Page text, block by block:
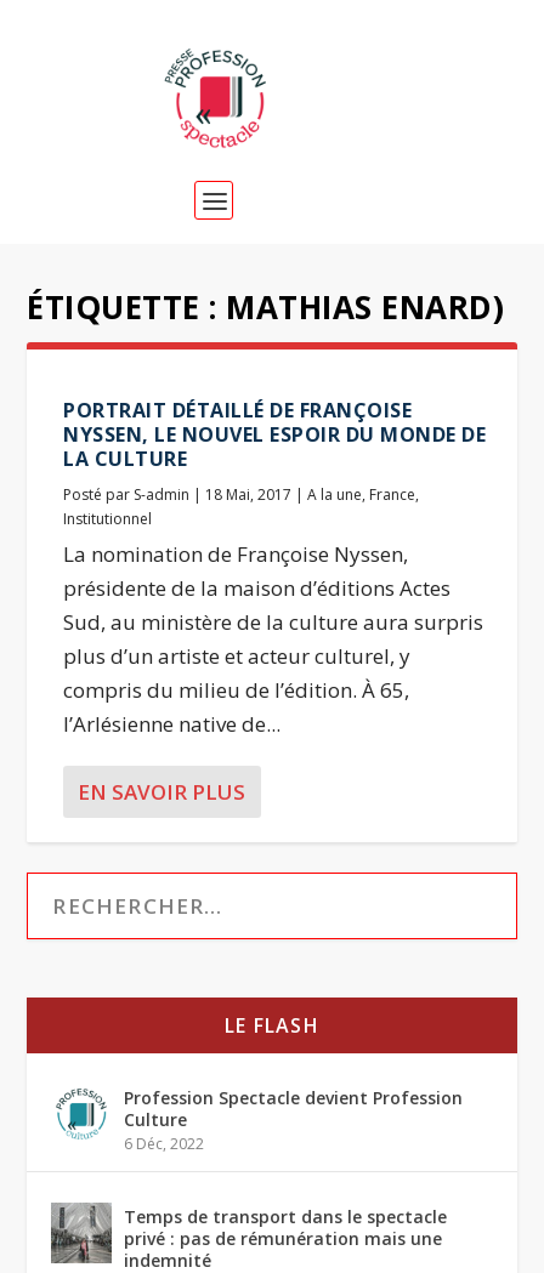
ÉTIQUETTE : MATHIAS ENARD)
PORTRAIT DÉTAILLÉ DE FRANÇOISE
NYSSEN, LE NOUVEL ESPOIR DU MONDE DE
LA CULTURE
Posté par S-admin | 18 Mai, 2017 |A la une, France,
Institutionnel
La nomination de Françoise Nyssen,
présidente de la maison d’éditions Actes
Sud, au ministère de la culture aura surpris
plus d’un artiste et acteur culturel, y
compris du milieu de l’édition. À 65,
l’Arlésienne native de...
EN SAVOIR PLUS
LE FLASH
Profession Spectacle devient Profession
Culture
6 Déc, 2022
Temps de transport dans le spectacle
privé : pas de rémunération mais une
indemnité